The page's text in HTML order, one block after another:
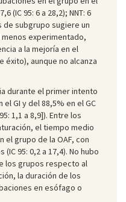
(IC 95: 6 a 28,2); NNT: 6
de subgrupo sugiere un
experimentado,
a la mejoría en el
éxito), aunque no alcanza
durante el primer intento
GI y del 88,5% en el GC
1,1 a 8,9]). Entre los
el tiempo medio
el grupo de la OAF, con
95: 0,2 a 17,4). No hubo
los grupos respecto al
la duración de los
en esófago o